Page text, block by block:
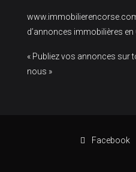
d’annonces immobilières en
« Publiez vos annonces sur
nous »
Facebook